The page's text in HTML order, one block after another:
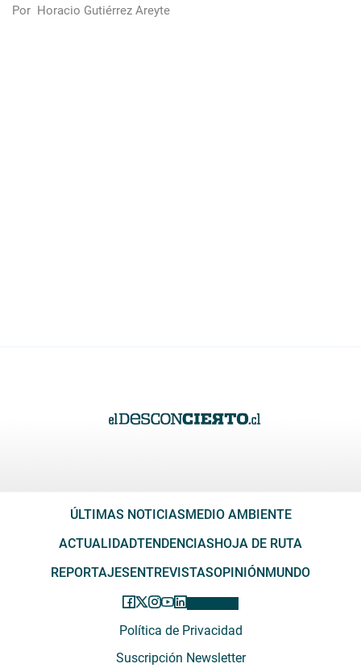
Por Horacio Gutiérrez Areyte
ÚLTIMAS NOTICIASMEDIO AMBIENTE
ACTUALIDADTENDENCIASHOJA DE RUTA
REPORTAJESENTREVISTASOPINIÓNMUNDO
Política de Privacidad
Suscripción Newsletter